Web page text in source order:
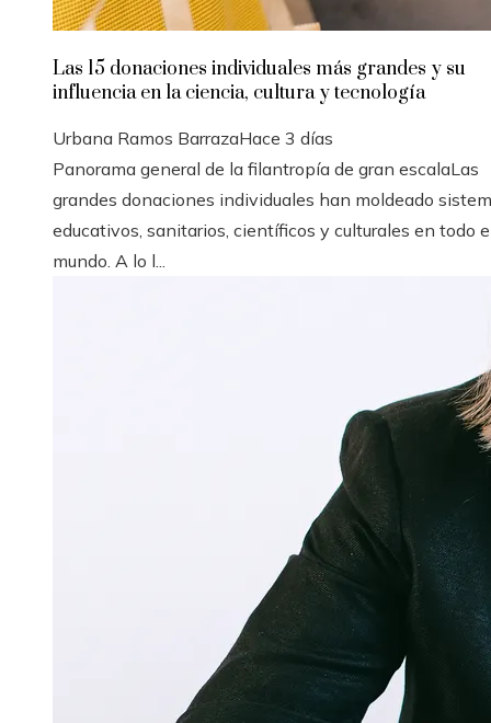
Las 15 donaciones individuales más grandes y su
influencia en la ciencia, cultura y tecnología
Urbana Ramos BarrazaHace 3 días
Panorama general de la filantropía de gran escalaLas
grandes donaciones individuales han moldeado
educativos, sanitarios, científicos y culturales en todo
mundo. A lo l...